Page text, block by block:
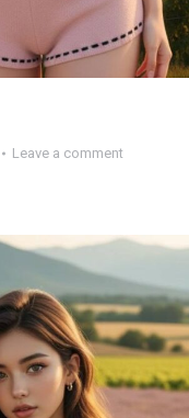
Leave a comment